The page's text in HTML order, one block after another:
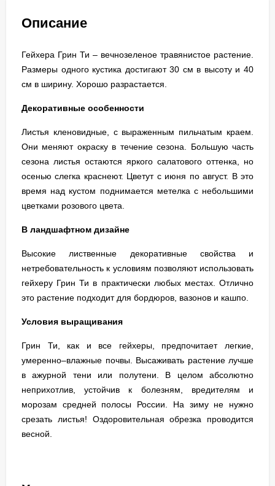
Описание
Гейхера Грин Ти – вечнозеленое травянистое растение.
Размеры одного кустика достигают 30 см в высоту и 40
см в ширину. Хорошо разрастается.
Декоративные особенности
Листья кленовидные, с выраженным пильчатым краем.
Они меняют окраску в течение сезона. Большую часть
сезона листья остаются яркого салатового оттенка, но
осенью слегка краснеют. Цветут с июня по август. В это
время над кустом поднимается метелка с небольшими
цветками розового цвета.
В ландшафтном дизайне
Высокие лиственные декоративные свойства и
нетребовательность к условиям позволяют использовать
гейхеру Грин Ти в практически любых местах. Отлично
это растение подходит для бордюров, вазонов и кашпо.
Условия выращивания
Грин Ти, как и все гейхеры, предпочитает легкие,
умеренно–влажные почвы. Высаживать растение лучше
в ажурной тени или полутени. В целом абсолютно
неприхотлив, устойчив к болезням, вредителям и
морозам средней полосы России. На зиму не нужно
срезать листья! Оздоровительная обрезка проводится
весной.